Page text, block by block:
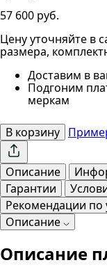
57 600 руб.
Цену уточняйте в
размера,
Доставим в
Подгоним
меркам
В корзину
Описание
Гарантии
Рекомендации по
Описание
Описание